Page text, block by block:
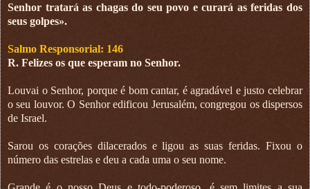
Senhor tratará as chagas do seu povo e curará as feridas dos
seus golpes».
Salmo Responsorial: 146
R. Felizes os que esperam no Senhor.
Louvai o Senhor, porque é bom cantar, é agradável e justo celebrar
o seu louvor. O Senhor edificou Jerusalém, congregou os dispersos
de Israel.
Sarou os corações dilacerados e ligou as suas feridas. Fixou o
número das estrelas e deu a cada uma o seu nome.